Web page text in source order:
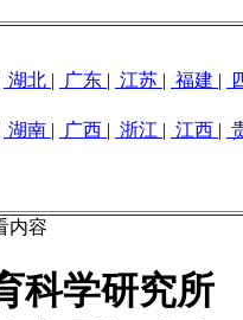
湖北 | 广东 | 江苏 | 福建 |
湖南 | 广西 | 浙江 | 江西 |
内容
科学研究所